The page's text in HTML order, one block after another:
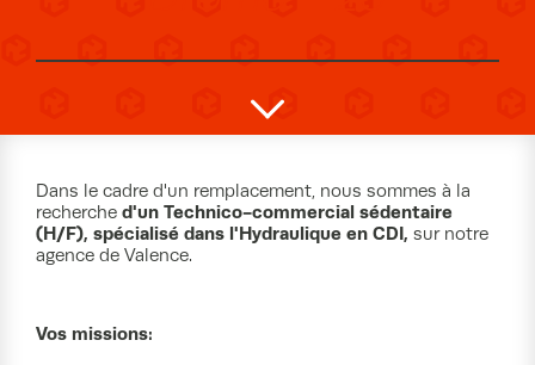
Dans le cadre d'un remplacement, nous sommes à la
recherche d'un Technico-commercial sédentaire
(H/F), spécialisé dans l'Hydraulique en CDI, sur notre
agence de Valence.
Vos missions: